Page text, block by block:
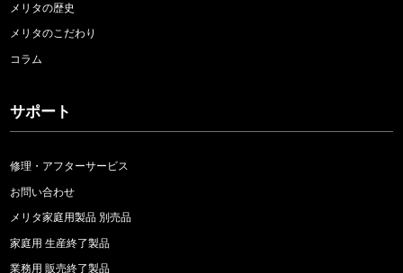
メリタの歴史
メリタのこだわり
コラム
サポート
修理・アフターサービス
お問い合わせ
メリタ家庭用製品 別売品
家庭用 生産終了製品
業務用 販売終了製品